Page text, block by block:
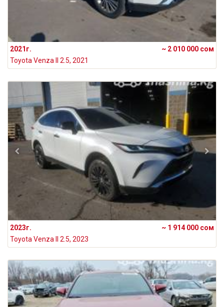
2021г.
~ 2 010 000 сом
Toyota Venza II 2.5, 2021
2023г.
~ 1 914 000 сом
Toyota Venza II 2.5, 2023